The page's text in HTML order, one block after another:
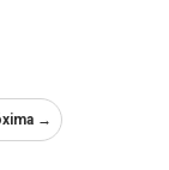
serão
de
→